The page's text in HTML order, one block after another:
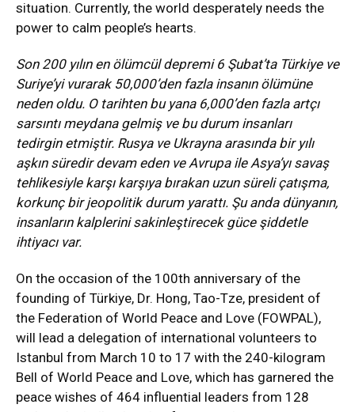
situation. Currently, the world desperately needs the
power to calm people’s hearts.
Son 200 yılın en ölümcül depremi 6 Şubat’ta Türkiye ve
Suriye’yi vurarak 50,000’den fazla insanın ölümüne
neden oldu. O tarihten bu yana 6,000’den fazla artçı
sarsıntı meydana gelmiş ve bu durum insanları
tedirgin etmiştir. Rusya ve Ukrayna arasında bir yılı
aşkın süredir devam eden ve Avrupa ile Asya’yı savaş
tehlikesiyle karşı karşıya bırakan uzun süreli çatışma,
korkunç bir jeopolitik durum yarattı. Şu anda dünyanın,
insanların kalplerini sakinleştirecek güce şiddetle
ihtiyacı var.
On the occasion of the 100th anniversary of the
founding of Türkiye, Dr. Hong, Tao-Tze, president of
the Federation of World Peace and Love (FOWPAL),
will lead a delegation of international volunteers to
Istanbul from March 10 to 17 with the 240-kilogram
Bell of World Peace and Love, which has garnered the
peace wishes of 464 influential leaders from 128